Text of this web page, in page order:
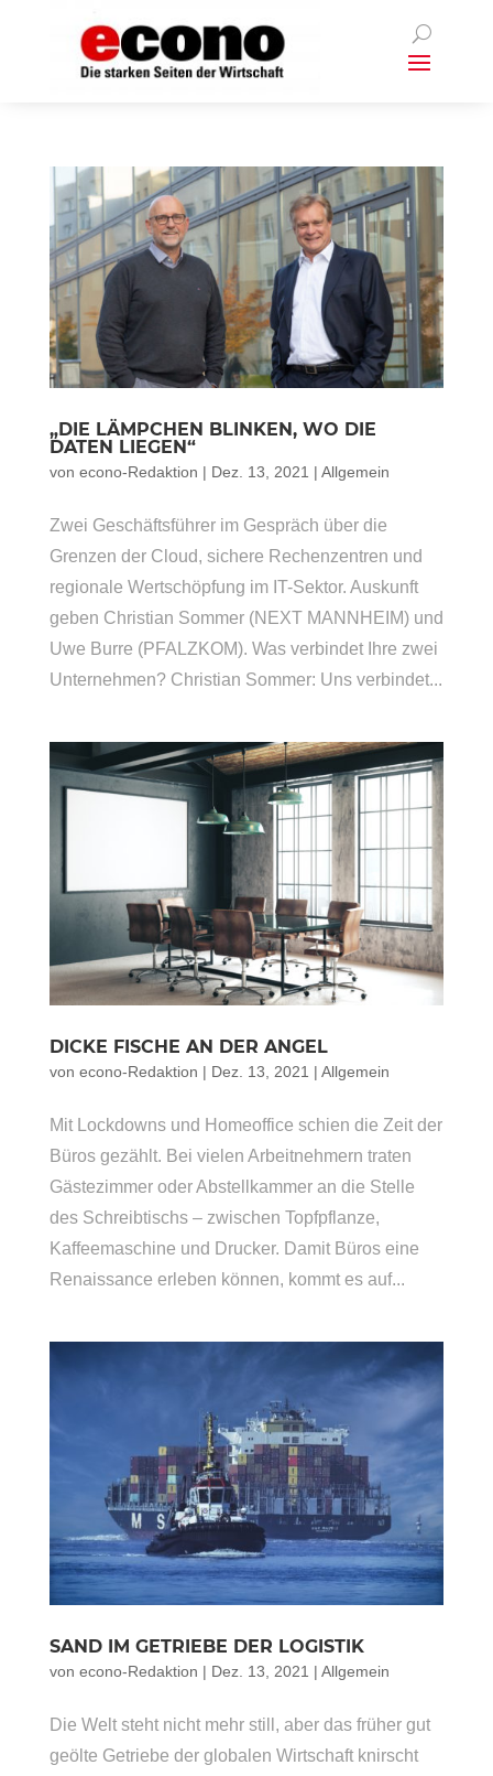
„DIE LÄMPCHEN BLINKEN, WO DIE
DATEN LIEGEN“
von econo-Redaktion | Dez. 13, 2021 | Allgemein
Zwei Geschäftsführer im Gespräch über die
Grenzen der Cloud, sichere Rechenzentren und
regionale Wertschöpfung im IT-Sektor. Auskunft
geben Christian Sommer (NEXT MANNHEIM) und
Uwe Burre (PFALZKOM). Was verbindet Ihre zwei
Unternehmen? Christian Sommer: Uns verbindet...
DICKE FISCHE AN DER ANGEL
von econo-Redaktion | Dez. 13, 2021 | Allgemein
Mit Lockdowns und Homeoffice schien die Zeit der
Büros gezählt. Bei vielen Arbeitnehmern traten
Gästezimmer oder Abstellkammer an die Stelle
des Schreibtischs – zwischen Topfpflanze,
Kaffeemaschine und Drucker. Damit Büros eine
Renaissance erleben können, kommt es auf...
SAND IM GETRIEBE DER LOGISTIK
von econo-Redaktion | Dez. 13, 2021 | Allgemein
Die Welt steht nicht mehr still, aber das früher gut
geölte Getriebe der globalen Wirtschaft knirscht